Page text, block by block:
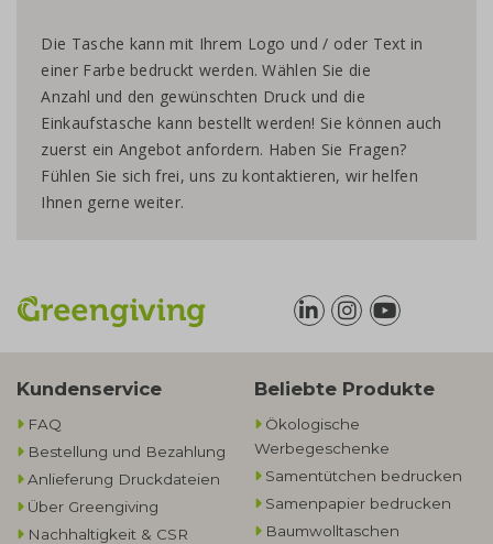
Die Tasche kann mit Ihrem Logo und / oder Text in
einer Farbe bedruckt werden. Wählen Sie die
Anzahl und den gewünschten Druck und die
Einkaufstasche kann bestellt werden! Sie können auch
zuerst ein Angebot anfordern. Haben Sie Fragen?
Fühlen Sie sich frei, uns zu kontaktieren, wir helfen
Ihnen gerne weiter.
Kundenservice
FAQ
Bestellung und Bezahlung
Anlieferung Druckdateien
Über Greengiving
Nachhaltigkeit & CSR
Beliebte Produkte
Ökologische
Werbegeschenke​
Samentütchen bedrucken
Samenpapier bedrucken
Baumwolltaschen​